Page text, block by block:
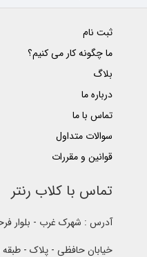
ثبت نام
ما چگونه کار می کنیم؟
بلاگ
درباره ما
تماس با ما
سوالات متداول
قوانین و مقررات
تماس با کلاب رنتر
آدرس : شهرک غرب - بلوار
خیابان حافظی - پلاک -